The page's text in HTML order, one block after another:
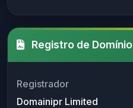
Registro de Domínio
Registrador
Domainipr Limited